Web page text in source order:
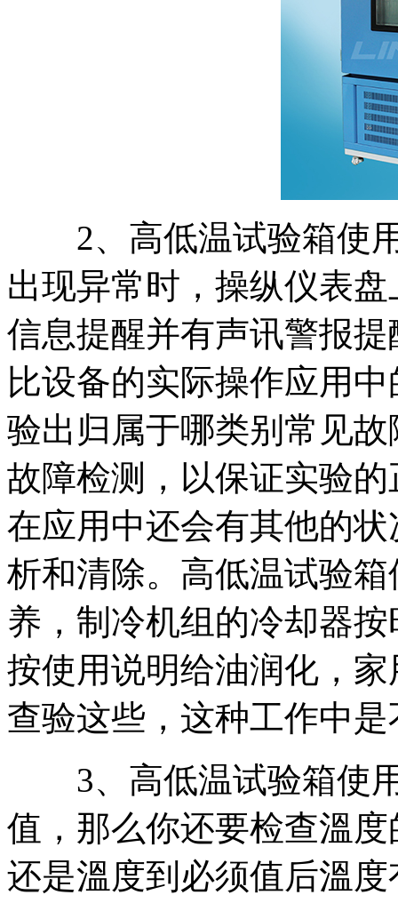
2、高低温试验箱使用
出现异常时，操纵仪表
信息提醒并有声讯警报
比设备的实际操作应用
验出归属于哪类别常见
故障检测，以保证实验
在应用中还会有其他的
析和清除。高低温试验
养，制冷机组的冷却器
按使用说明给油润化，
查验这些，这种工作中
3、高低温试验箱使用
值，那么你还要检查溫
还是溫度到必须值后溫